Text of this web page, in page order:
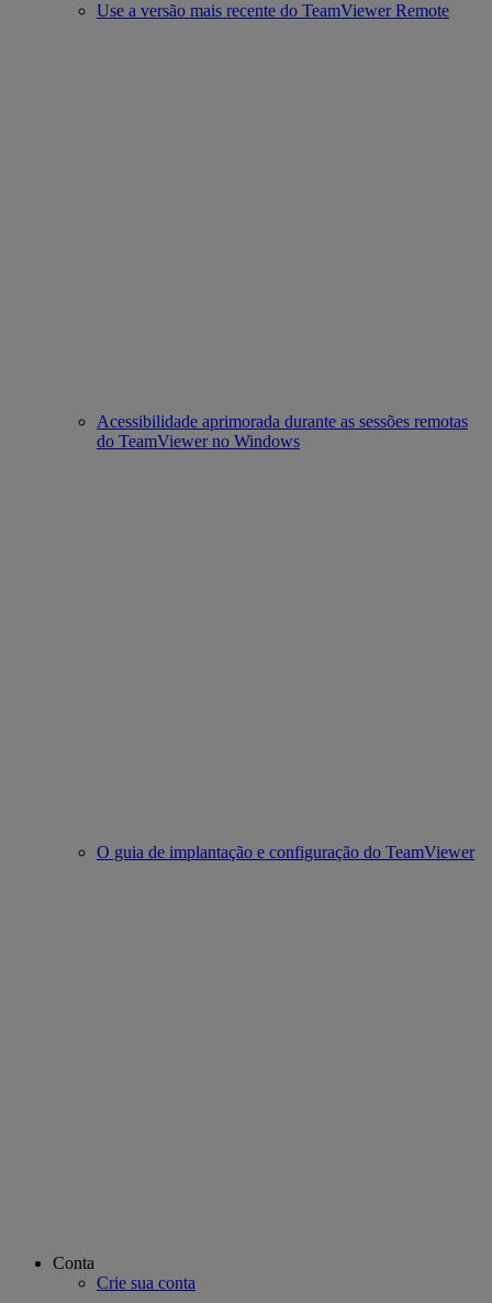
Use a versão mais recente do TeamViewer Remote
Acessibilidade aprimorada durante as sessões remotas
do TeamViewer no Windows
O guia de implantação e configuração do TeamViewer
Conta
Crie sua conta